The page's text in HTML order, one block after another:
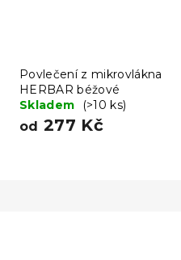
Povlečení z mikrovlákna
HERBAR béžové
Skladem
(>10 ks)
od 277 Kč